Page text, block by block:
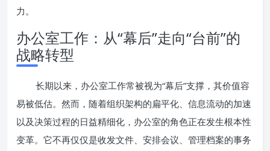
力。
办公室工作：从“幕后”走向“台前”的
战略转型
长期以来，办公室工作常被视为“幕后”支撑，其价值容
易被低估。然而，随着组织架构的扁平化、信息流动的加速
以及决策过程的日益精细化，办公室的角色正在发生根本性
变革。它不再仅仅是收发文件、安排会议、管理档案的事务